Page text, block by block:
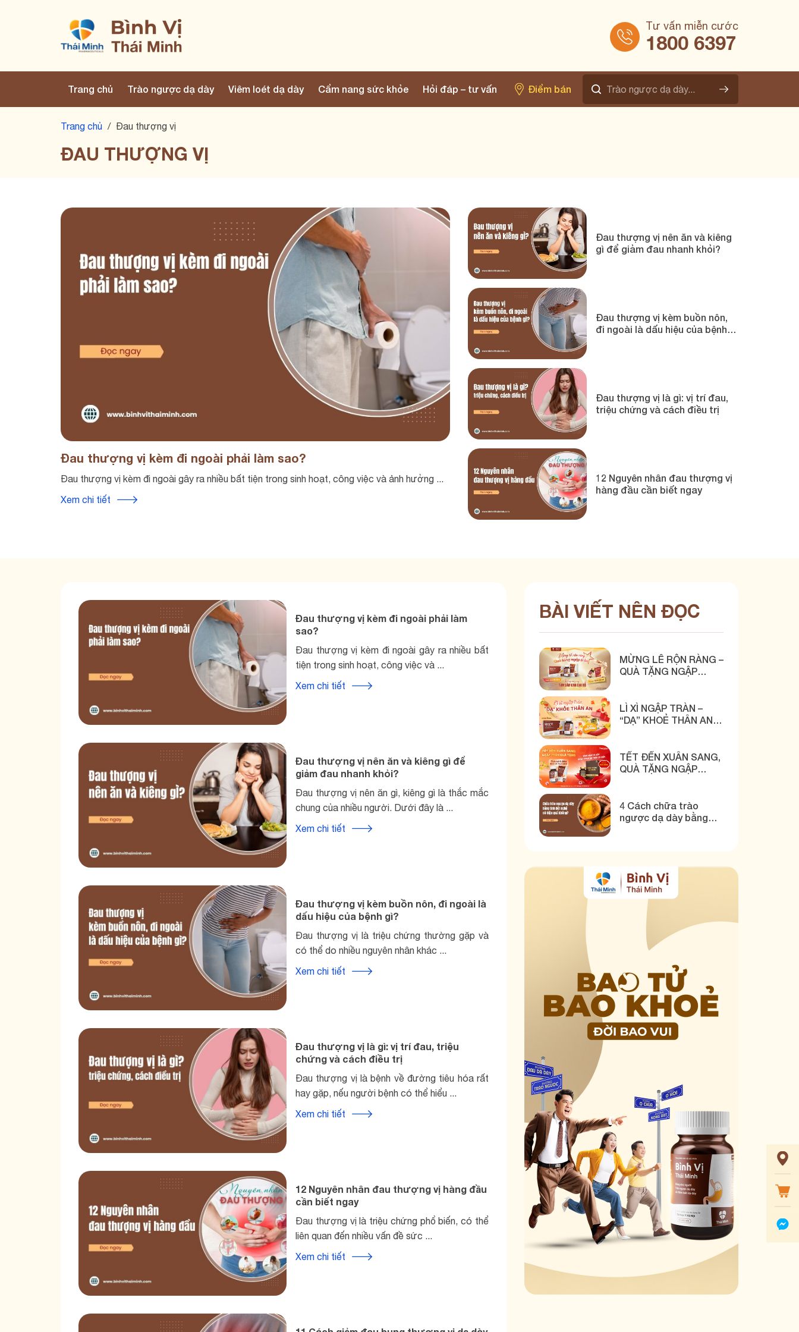
Tư vấn miễn cước
1800 6397
Trang chủ Trào ngược dạ dày Viêm loét dạ dày Cẩm nang sức khỏe Hỏi đáp – tư vấn Điểm bán
Trang chủ / Đau thượng vị
ĐAU THƯỢNG VỊ
Đau thượng vị kèm đi ngoài phải làm sao?
Đau thượng vị kèm đi ngoài gây ra nhiều bất tiện trong sinh hoạt, công việc và ảnh hưởng ...
Xem chi tiết
Đau thượng vị nên ăn và kiêng
gì để giảm đau nhanh khỏi?
Đau thượng vị kèm buồn nôn,
đi ngoài là dấu hiệu của bệnh
Đau thượng vị là gì: vị trí đau,
triệu chứng và cách điều trị
12 Nguyên nhân đau thượng vị
hàng đầu cần biết ngay
Đau thượng vị kèm đi ngoài phải làm
sao?
Đau thượng vị kèm đi ngoài gây ra nhiều bất
tiện trong sinh hoạt, công việc và ...
Xem chi tiết
Đau thượng vị nên ăn và kiêng gì để
giảm đau nhanh khỏi?
Đau thượng vị nên ăn gì, kiêng gì là thắc mắc
chung của nhiều người. Dưới đây là ...
Xem chi tiết
Đau thượng vị kèm buồn nôn, đi ngoài là
dấu hiệu của bệnh gì?
Đau thượng vị là triệu chứng thường gặp và
có thể do nhiều nguyên nhân khác ...
Xem chi tiết
Đau thượng vị là gì: vị trí đau, triệu
chứng và cách điều trị
Đau thượng vị là bệnh về đường tiêu hóa rất
hay gặp, nếu người bệnh có thể hiểu ...
Xem chi tiết
12 Nguyên nhân đau thượng vị hàng đầu
cần biết ngay
Đau thượng vị là triệu chứng phổ biến, có thể
liên quan đến nhiều vấn đề sức ...
Xem chi tiết
BÀI VIẾT NÊN ĐỌC
MỪNG LỄ RỘN RÀNG –
QUÀ TẶNG NGẬP
LÌ XÌ NGẬP TRÀN –
“DẠ” KHOẺ THÂN AN
TẾT ĐẾN XUÂN SANG,
QUÀ TẶNG NGẬP
4 Cách chữa trào
ngược dạ dày bằng